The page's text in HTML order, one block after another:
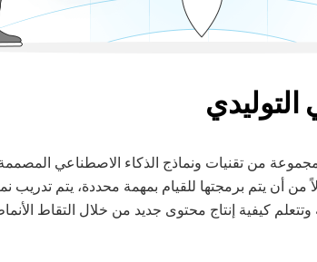
من تقنيات ونماذج الذكاء الاصطناعي
من أن يتم برمجتها للقيام بمهمة محددة، يتم تدريب
كيفية إنتاج محتوى جديد من خلال التقاط